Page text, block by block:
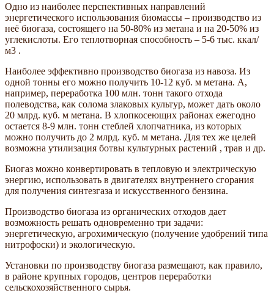
Одно из наиболее перспективных направлений
энергетического использования биомассы – производство из
неё биогаза, состоящего на 50-80% из метана и на 20-50% из
углекислоты. Его теплотворная способность – 5-6 тыс. ккал/
м3 .
Наиболее эффективно производство биогаза из навоза. Из
одной тонны его можно получить 10-12 куб. м метана. А,
например, переработка 100 млн. тонн такого отхода
полеводства, как солома злаковых культур, может дать около
20 млрд. куб. м метана. В хлопкосеющих районах ежегодно
остается 8-9 млн. тонн стеблей хлопчатника, из которых
можно получить до 2 млрд. куб. м метана. Для тех же целей
возможна утилизация ботвы культурных растений , трав и др.
Биогаз можно конвертировать в тепловую и электрическую
энергию, использовать в двигателях внутреннего сгорания
для получения синтезгаза и искусственного бензина.
Производство биогаза из органических отходов дает
возможность решать одновременно три задачи:
энергетическую, агрохимическую (получение удобрений типа
нитрофоски) и экологическую.
Установки по производству биогаза размещают, как правило,
в районе крупных городов, центров переработки
сельскохозяйственного сырья.